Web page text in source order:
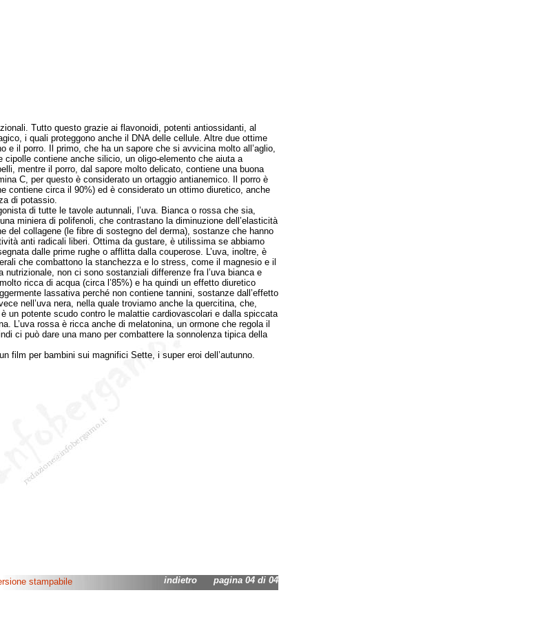
Tutto questo grazie ai flavonoidi, potenti antiossidanti, al
i quali proteggono anche il DNA delle cellule. Altre due ottime
e il porro. Il primo, che ha un sapore che si avvicina molto all’aglio,
cipolle contiene anche silicio, un oligo-elemento che aiuta a
mentre il porro, dal sapore molto delicato, contiene una buona
C, per questo è considerato un ortaggio antianemico. Il porro è
contiene circa il 90%) ed è considerato un ottimo diuretico, anche
di potassio.
di tutte le tavole autunnali, l’uva. Bianca o rossa che sia,
miniera di polifenoli, che contrastano la diminuzione dell’elasticità
del collagene (le fibre di sostegno del derma), sostanze che hanno
anti radicali liberi. Ottima da gustare, è utilissima se abbiamo
dalle prime rughe o afflitta dalla couperose. L’uva, inoltre, è
che combattono la stanchezza e lo stress, come il magnesio e il
nutrizionale, non ci sono sostanziali differenze fra l’uva bianca e
ricca di acqua (circa l’85%) e ha quindi un effetto diuretico
lassativa perché non contiene tannini, sostanze dall’effetto
nell’uva nera, nella quale troviamo anche la quercitina, che,
un potente scudo contro le malattie cardiovascolari e dalla spiccata
L’uva rossa è ricca anche di melatonina, un ormone che regola il
ci può dare una mano per combattere la sonnolenza tipica della
film per bambini sui magnifici Sette, i super eroi dell’autunno.
stampabile indietropagina 04 di 04